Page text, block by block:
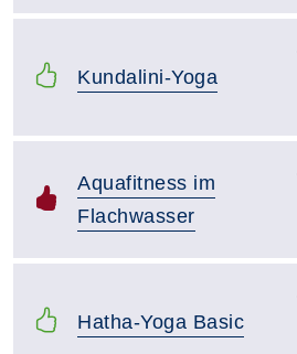
Kundalini-Yoga
Aquafitness im
Flachwasser
Hatha-Yoga Basic